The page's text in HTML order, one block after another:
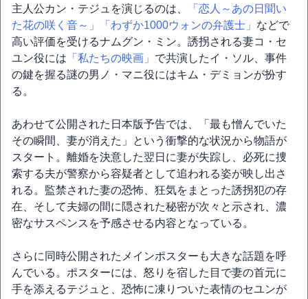
主人公カン・テジュを演じるのは、
「恋人～あの日聞い
た花の咲く音～」
「わずか1000ウォンの弁護士」 などで
高い評価を受けるナムグン・ミン。誘拐される妻コ・セ
ユン役には 「私たちの映画」 で共演したイ・ソル、事件
の鍵を握る謎の男ノ・マニ役にはキム・デミョンが扮す
る。
あわせて公開された日本版予告では、「最も憎んでいた
その瞬間、妻が消えた」という衝撃的な状況から物語が
スタート。離婚を決意した翌日に妻が失踪し、必死に捜
索する夫が警察から容疑者として追われる姿が映し出さ
れる。監禁された妻の恐怖、狂気をまとった誘拐犯の存
在、そして夫婦の間に隠された秘密が次々と示され、濃
密なサスペンスを予感させる内容となっている。
さらに同時公開されたメインポスターも大きな話題を呼
んでいる。ポスターには、怒りを宿した目で妻の首元に
手を添えるテジュと、恐怖に凍りついた表情のセユンが